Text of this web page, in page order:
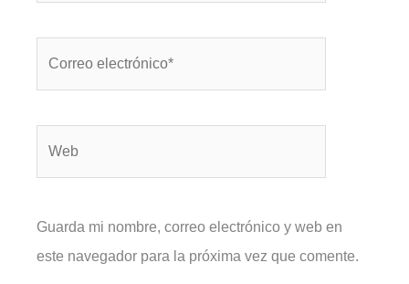
Guarda mi nombre, correo electrónico y web en
este navegador para la próxima vez que comente.